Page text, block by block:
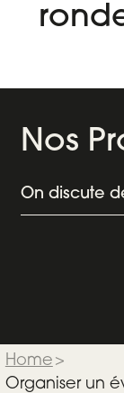
Nos
On discute
Groupe
Home >
Organiser un